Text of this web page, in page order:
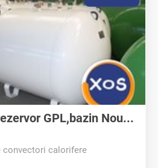
GPL,bazin Nou...
convectori calorifere